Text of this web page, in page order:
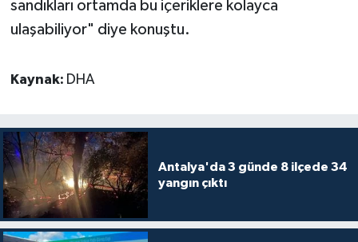
sandıkları ortamda bu içeriklere kolayca
ulaşabiliyor" diye konuştu.
Kaynak: DHA
Antalya'da 3 günde 8 ilçede 34
yangın çıktı